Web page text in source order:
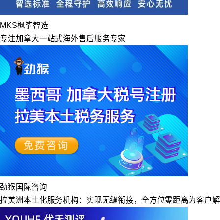
MKS枫筝智选
专注加拿大一站式海外售后服务专家
劲猴国际咨询
拉美洲本土化服务机构：实现无缝衔接，全方位零距离为客户